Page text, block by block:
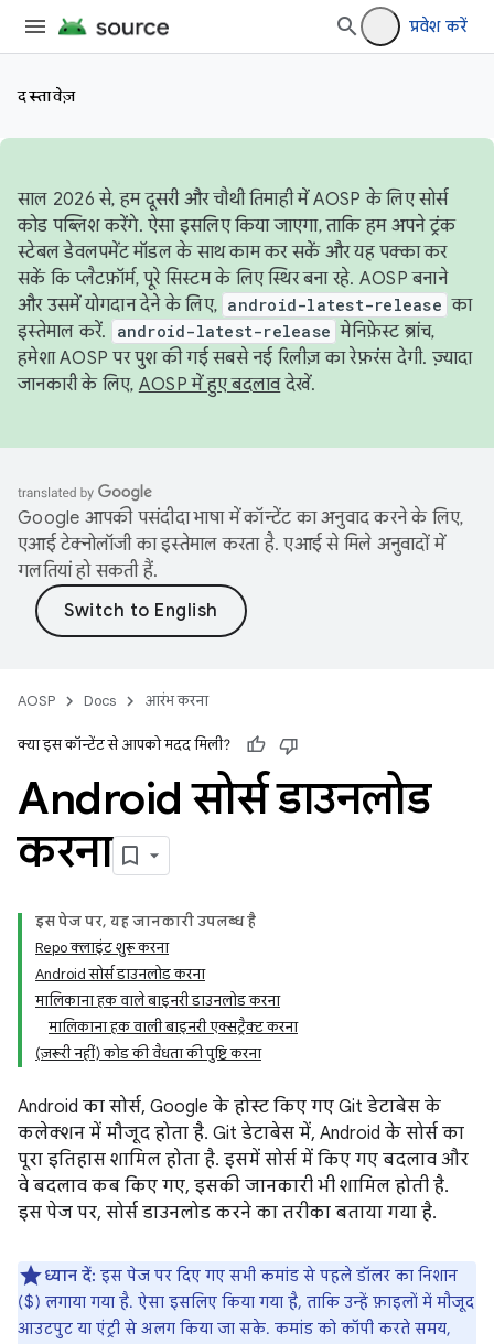
प्रवेश करें
दस्तावेज़
साल 2026 से, हम दूसरी और चौथी तिमाही में AOSP के लिए सोर्स
कोड पब्लिश करेंगे. ऐसा इसलिए किया जाएगा, ताकि हम अपने ट्रंक
स्टेबल डेवलपमेंट मॉडल के साथ काम कर सकें और यह पक्का कर
सकें कि प्लैटफ़ॉर्म, पूरे सिस्टम के लिए स्थिर बना रहे. AOSP बनाने
और उसमें योगदान देने के लिए, android-latest-release का
इस्तेमाल करें.
android-latest-release मेनिफ़ेस्ट ब्रांच,
हमेशा AOSP पर पुश की गई सबसे नई रिलीज़ का रेफ़रंस देगी. ज़्यादा
जानकारी के लिए, AOSP में हुए बदलावदेखें.
Google आपकी पसंदीदा भाषा में कॉन्टेंट का अनुवाद करने के लिए,
एआई टेक्नोलॉजी का इस्तेमाल करता है. एआई से मिले अनुवादों में
गलतियां हो सकती हैं.
AOSP Docs आरंभ करना
क्या इस कॉन्टेंट से आपको मदद मिली?
Android सोर्स डाउनलोड
करना
इस पेज पर, यह जानकारी उपलब्ध है
Repo क्लाइंट शुरू करना
Android सोर्स डाउनलोड करना
मालिकाना हक वाले बाइनरी डाउनलोड करना
मालिकाना हक वाली बाइनरी एक्सट्रैक्ट करना
(ज़रूरी नहीं) कोड की वैधता की पुष्टि करना
Android का सोर्स, Google के होस्ट किए गए Git डेटाबेस के
कलेक्शन में मौजूद होता है. Git डेटाबेस में, Android के सोर्स का
पूरा इतिहास शामिल होता है. इसमें सोर्स में किए गए बदलाव और
वे बदलाव कब किए गए, इसकी जानकारी भी शामिल होती है.
इस पेज पर, सोर्स डाउनलोड करने का तरीका बताया गया है.
ध्यान दें: इस पेज पर दिए गए सभी कमांड से पहले डॉलर का निशान
($) लगाया गया है. ऐसा इसलिए किया गया है, ताकि उन्हें फ़ाइलों में मौजूद
आउटपुट या एंट्री से अलग किया जा सके. कमांड को कॉपी करते समय,